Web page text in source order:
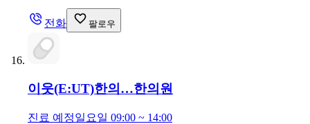
전화 팔로우
이웃(E:UT)한의…한의원
진료 예정일요일 09:00 ~ 14:00